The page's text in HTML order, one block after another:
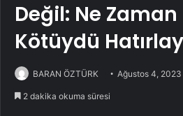
Değil: Ne
Kötüydü
BARAN ÖZTÜRK Ağustos 4, 2023
2 dakika okuma süresi